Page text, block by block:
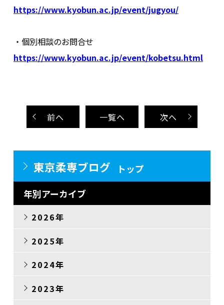
https://www.kyobun.ac.jp/event/jugyou/
・個別相談のお問合せ
https://www.kyobun.ac.jp/event/kobetsu.html
前へ 一覧へ 次へ
東京柔専ブログ
トップ
年別アーカイブ
2026年
2025年
2024年
2023年